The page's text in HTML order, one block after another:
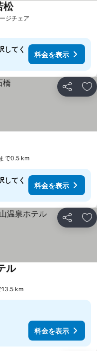
ジチェア
松
してく
料金を表示
シェア お
で0.5 km
してく
料金を表示
シェア お
ル
13.5 km
料金を表示